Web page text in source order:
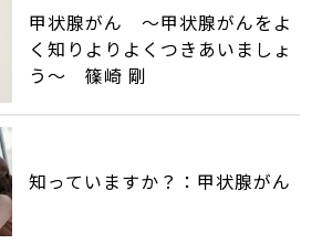
甲状腺がん ～甲状腺がんをよ
く知りよりよくつきあいましょ
う～ 篠崎 剛
知っていますか？：甲状腺がん